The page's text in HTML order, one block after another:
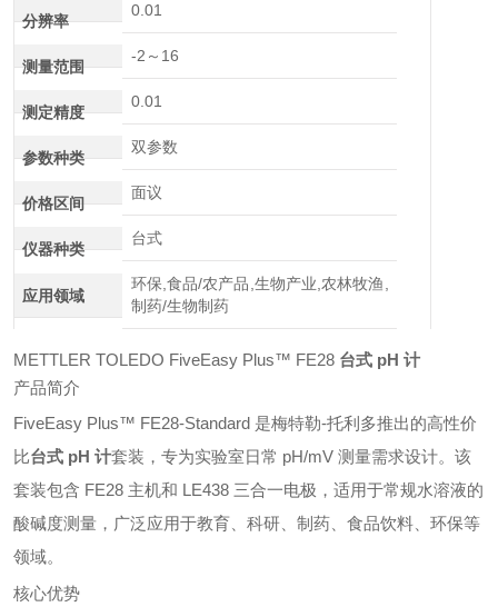
分辨率
0.01
测量范围
-2～16
测定精度
0.01
参数种类
双参数
价格区间
面议
仪器种类
台式
应用领域
环保,食品/农产品,生物产业,农林牧渔,
制药/生物制药
METTLER TOLEDO FiveEasy Plus™ FE28 台式 pH 计
产品简介
FiveEasy Plus™ FE28-Standard 是梅特勒-托利多推出的高性价
比台式 pH 计套装，专为实验室日常 pH/mV 测量需求设计。该
套装包含 FE28 主机和 LE438 三合一电极，适用于常规水溶液的
酸碱度测量，广泛应用于教育、科研、制药、食品饮料、环保等
领域。
核心优势